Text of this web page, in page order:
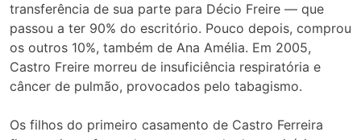
transferência de sua parte para Décio Freire — que
passou a ter 90% do escritório. Pouco depois, comprou
os outros 10%, também de Ana Amélia. Em 2005,
Castro Freire morreu de insuficiência respiratória e
câncer de pulmão, provocados pelo tabagismo.
Os filhos do primeiro casamento de Castro Ferreira